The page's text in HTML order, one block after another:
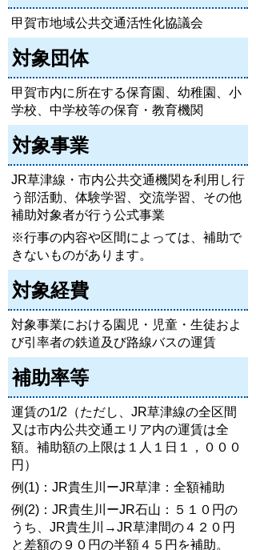
甲賀市地域公共交通活性化協議会
対象団体
甲賀市内に所在する保育園、幼稚園、小
学校、中学校等の保育・教育機関
対象事業
JR草津線・市内公共交通機関を利用し行
う部活動、体験学習、交流学習、その他
補助対象者が行う公式事業
※行事の内容や区間によっては、補助で
きないものがあります。
対象経費
対象事業における園児・児童・生徒およ
び引率者の鉄道及び路線バスの運賃
補助率等
運賃の1/2（ただし、JR草津線の全区間
又は市内公共交通エリア内の運賃は全
額。補助額の上限は１人１日１，０００
円）
例(1)：JR貴生川ーJR草津：全額補助
例(2)：JR貴生川ーJR石山：５１０円の
うち、JR貴生川→JR草津間の４２０円
と差額の９０円の半額４５円を補助。